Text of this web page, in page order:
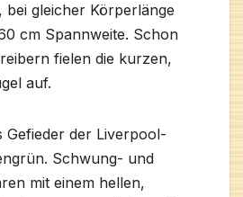
bei gleicher Körperlänge
cm Spannweite. Schon
fielen die kurzen,
auf.
Gefieder der Liverpool-
Schwung- und
mit einem hellen,